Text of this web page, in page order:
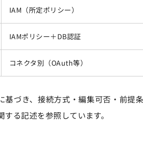
IAM（所定ポリシー）
IAMポリシー＋DB認証
コネクタ別（OAuth等）
づき、接続方式・編集可否・前提
る記述を参照しています。